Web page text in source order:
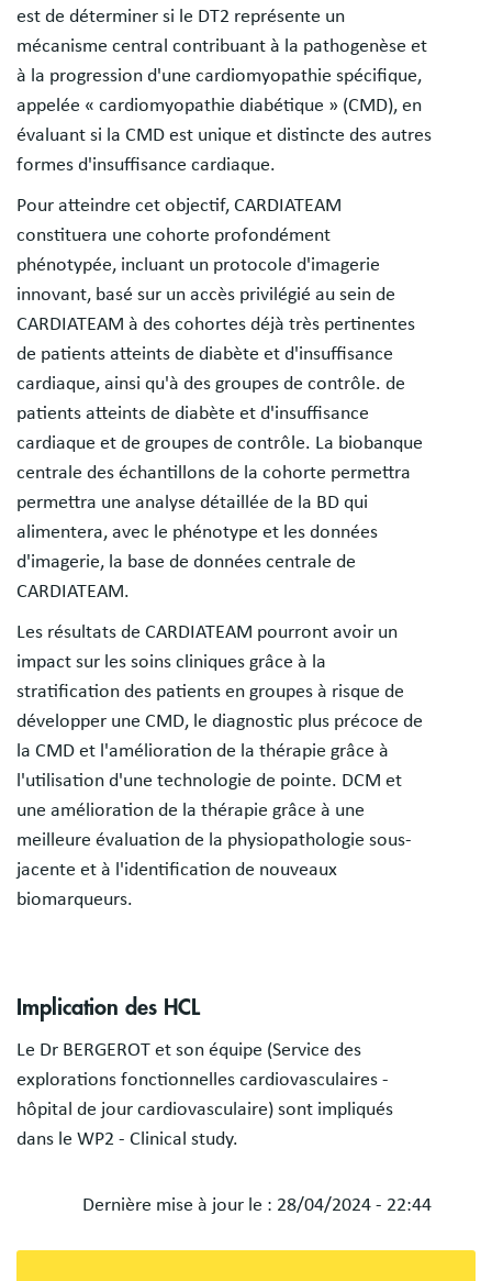
est de déterminer si le DT2 représente un
mécanisme central contribuant à la pathogenèse et
à la progression d'une cardiomyopathie spécifique,
appelée « cardiomyopathie diabétique » (CMD), en
évaluant si la CMD est unique et distincte des autres
formes d'insuffisance cardiaque.
Pour atteindre cet objectif, CARDIATEAM
constituera une cohorte profondément
phénotypée, incluant un protocole d'imagerie
innovant, basé sur un accès privilégié au sein de
CARDIATEAM à des cohortes déjà très pertinentes
de patients atteints de diabète et d'insuffisance
cardiaque, ainsi qu'à des groupes de contrôle. de
patients atteints de diabète et d'insuffisance
cardiaque et de groupes de contrôle. La biobanque
centrale des échantillons de la cohorte permettra
permettra une analyse détaillée de la BD qui
alimentera, avec le phénotype et les données
d'imagerie, la base de données centrale de
CARDIATEAM.
Les résultats de CARDIATEAM pourront avoir un
impact sur les soins cliniques grâce à la
stratification des patients en groupes à risque de
développer une CMD, le diagnostic plus précoce de
la CMD et l'amélioration de la thérapie grâce à
l'utilisation d'une technologie de pointe. DCM et
une amélioration de la thérapie grâce à une
meilleure évaluation de la physiopathologie sous-
jacente et à l'identification de nouveaux
biomarqueurs.
Implication des HCL
Le Dr BERGEROT et son équipe (Service des
explorations fonctionnelles cardiovasculaires -
hôpital de jour cardiovasculaire) sont impliqués
dans le WP2 - Clinical study.
Dernière mise à jour le : 28/04/2024 - 22:44